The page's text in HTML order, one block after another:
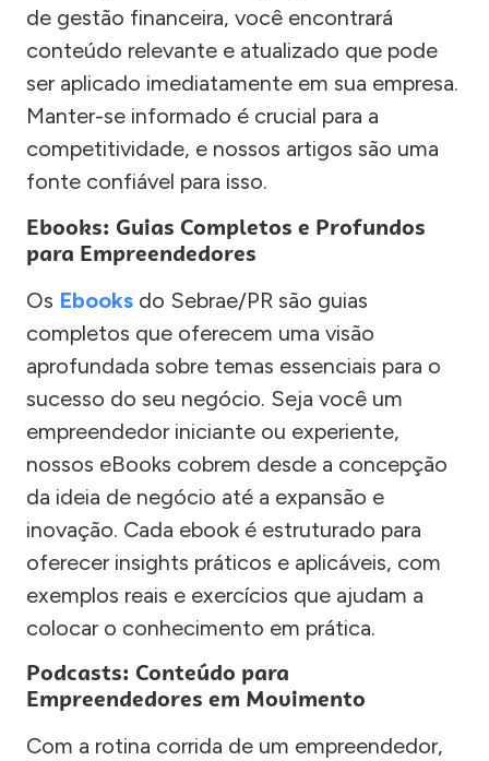
de gestão financeira, você encontrará
conteúdo relevante e atualizado que pode
ser aplicado imediatamente em sua empresa.
Manter-se informado é crucial para a
competitividade, e nossos artigos são uma
fonte confiável para isso.
Ebooks: Guias Completos e Profundos
para Empreendedores
Os Ebooks do Sebrae/PR são guias
completos que oferecem uma visão
aprofundada sobre temas essenciais para o
sucesso do seu negócio. Seja você um
empreendedor iniciante ou experiente,
nossos eBooks cobrem desde a concepção
da ideia de negócio até a expansão e
inovação. Cada ebook é estruturado para
oferecer insights práticos e aplicáveis, com
exemplos reais e exercícios que ajudam a
colocar o conhecimento em prática.
Podcasts: Conteúdo para
Empreendedores em Movimento
Com a rotina corrida de um empreendedor,